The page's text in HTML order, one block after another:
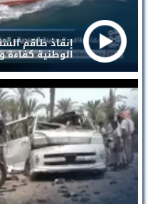
إنقاذ طاقم
الوطنية كفاءة